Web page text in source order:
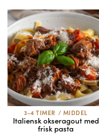
3-4 TIMER / MIDDEL
Italiensk okseragout med
frisk pasta